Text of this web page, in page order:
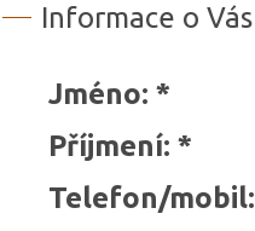
Informace o Vás
Jméno: *
Příjmení: *
Telefon/mobil: